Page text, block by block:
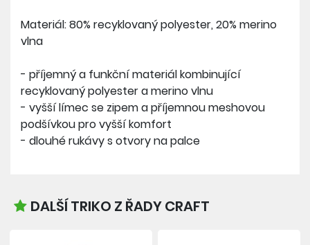
Materiál: 80% recyklovaný polyester, 20% merino
vlna
- příjemný a funkční materiál kombinující
recyklovaný polyester a merino vlnu
- vyšší límec se zipem a příjemnou meshovou
podšívkou pro vyšší komfort
- dlouhé rukávy s otvory na palce
DALŠÍ TRIKO Z ŘADY CRAFT